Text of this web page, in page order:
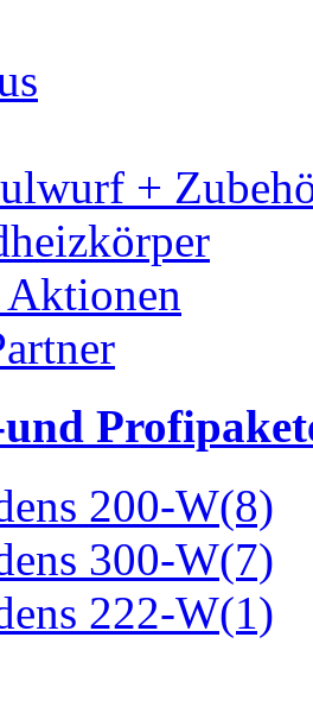
+
Aktionen
200-W(8)
300-W(7)
222-W(1)